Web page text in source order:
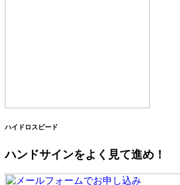
ハイドロスピード
ハンドサインをよく見て進め！